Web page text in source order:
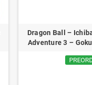
Dragon Ball –
Adventure 3 –